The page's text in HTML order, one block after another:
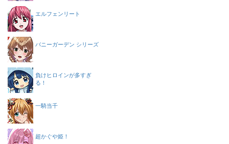
エルフェンリート
バニーガーデン シリーズ
負けヒロインが多すぎ
る！
一騎当千
超かぐや姫！